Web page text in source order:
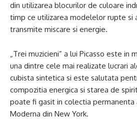
din utilizarea blocurilor de culoare
timp ce utilizarea modelelor rupte si
transmite miscare si energie.
„Trei muzicieni” a lui Picasso este in
una dintre cele mai realizate lucrari
cubista sintetica si este salutata
compozitia energica si starea de
poate fi gasit in colectia permanenta
Moderna din New York.